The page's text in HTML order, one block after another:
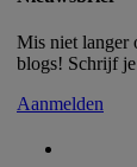
Mis niet langer
blogs! Schrijf
Aanmelden